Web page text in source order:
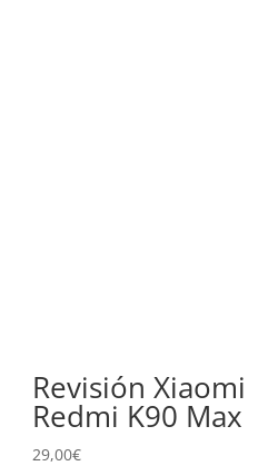
Revisión Xiaomi
Redmi K90 Max
29,00€